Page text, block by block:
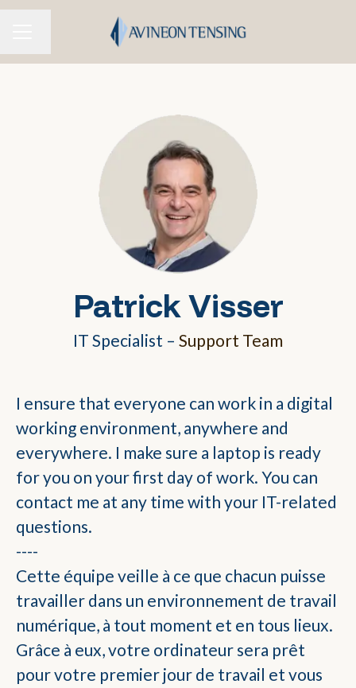
Patrick Visser
IT Specialist – Support Team
I ensure that everyone can work in a digital
working environment, anywhere and
everywhere. I make sure a laptop is ready
for you on your first day of work. You can
contact me at any time with your IT-related
questions.
----
Cette équipe veille à ce que chacun puisse
travailler dans un environnement de travail
numérique, à tout moment et en tous lieux.
Grâce à eux, votre ordinateur sera prêt
pour votre premier jour de travail et vous